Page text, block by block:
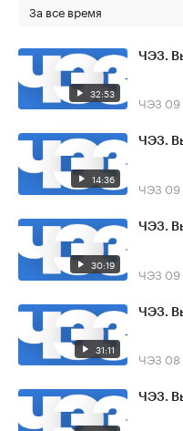
За все время
32:53
ЧЭЗ.
ЧЭЗ 09
14:36
ЧЭЗ.
ЧЭЗ 09
30:19
ЧЭЗ.
ЧЭЗ 09
31:11
ЧЭЗ.
ЧЭЗ 08
ЧЭЗ.